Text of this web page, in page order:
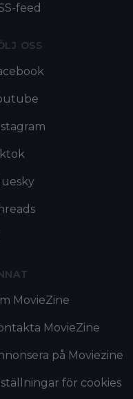
feed
OSS
MovieZine
MovieZine
på Moviezine
för cookies